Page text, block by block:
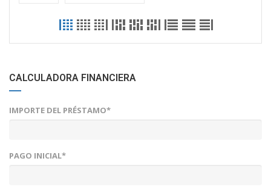
CALCULADORA FINANCIERA
IMPORTE DEL PRÉSTAMO*
PAGO INICIAL*